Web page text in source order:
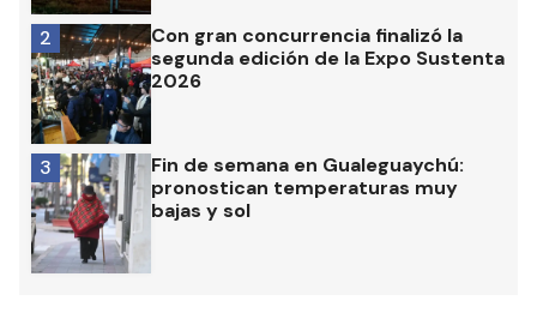
Con gran concurrencia finalizó la
segunda edición de la Expo Sustenta
2026
2
Fin de semana en Gualeguaychú:
pronostican temperaturas muy
bajas y sol
3